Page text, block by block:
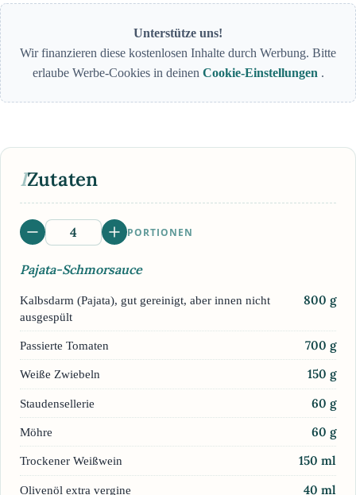
Unterstütze uns!
Wir finanzieren diese kostenlosen Inhalte durch Werbung. Bitte
erlaube Werbe-Cookies in deinen Cookie-Einstellungen .
IZutaten
PORTIONEN
Pajata-Schmorsauce
Kalbsdarm (Pajata), gut gereinigt, aber innen nicht
ausgespült
800 g
Passierte Tomaten 700 g
Weiße Zwiebeln 150 g
Staudensellerie 60 g
Möhre 60 g
Trockener Weißwein 150 ml
Olivenöl extra vergine 40 ml